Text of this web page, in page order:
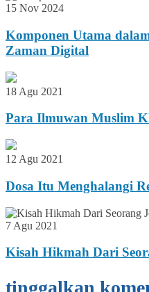
15 Nov 2024
Komponen Utama
Zaman Digital
18 Agu 2021
Para Ilmuwan Muslim
12 Agu 2021
Dosa Itu Menghalangi
7 Agu 2021
Kisah Hikmah Dari
tinggalkan